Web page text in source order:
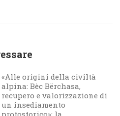
«Alle origini della civiltà
alpina: Bèc Bërchasa,
recupero e valorizzazione di
un insediamento
protostorico»: la